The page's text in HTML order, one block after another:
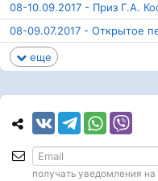
08-10.09.2017 - Приз Г.А.
08-09.07.2017 - Открытое
еще
получать уведомления на